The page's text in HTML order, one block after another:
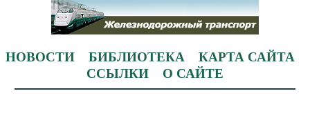
НОВОСТИ БИБЛИОТЕКА
КАРТА САЙТА
ССЫЛКИ
О САЙТЕ